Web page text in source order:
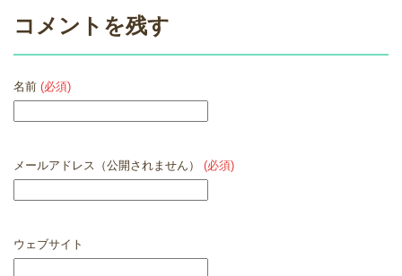
コメントを残す
名前 (必須)
メールアドレス（公開されません） (必須)
ウェブサイト